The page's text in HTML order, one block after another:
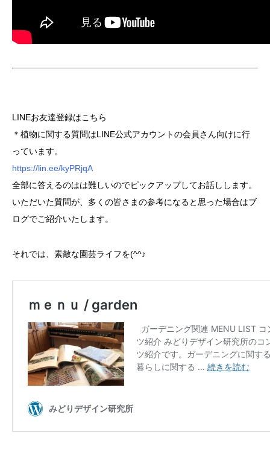
LINEお友達登録はこちら
＊植物に関する質問はLINE公式アカウントの会員さん向けに行
っています。
https://lin.ee/kyPRjqA
全部に答えるのはは難しいのでピックアップしてお話しします。
いただいた質問が、多くの皆さまの参考になると思った場合はブ
ログでご紹介いたします。
それでは、素敵な園芸ライフを(^^♪